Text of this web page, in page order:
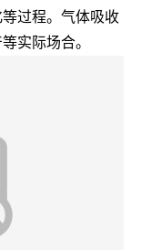
过程。气体吸收
实际场合。